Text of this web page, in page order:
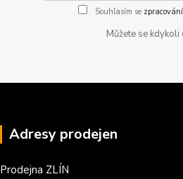
Souhlasím se
Můžete se
Adresy prodejen
Prodejna ZLÍN